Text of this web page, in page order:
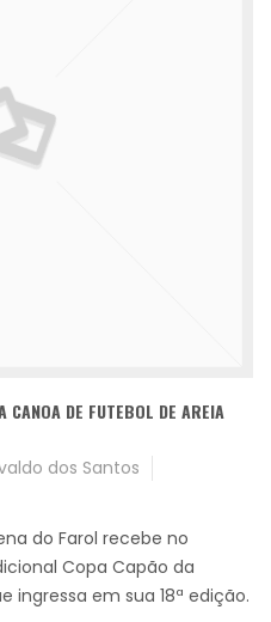
CANOA DE FUTEBOL DE AREIA
dos Santos
do Farol recebe no
Copa Capão da
ingressa em sua 18ª edição.